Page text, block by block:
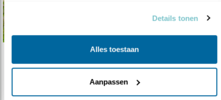
Details tonen
Alles toestaan
Aanpassen
Vogelvriendelijke Weken bij Ekoplaza
04.04.18Biologische producten die op